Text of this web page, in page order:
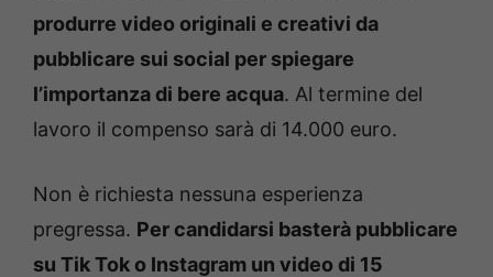
produrre video originali e creativi da
pubblicare sui social per spiegare
l’importanza di bere acqua. Al termine del
lavoro il compenso sarà di 14.000 euro.
Non è richiesta nessuna esperienza
pregressa. Per candidarsi basterà pubblicare
su Tik Tok o Instagram un video di 15